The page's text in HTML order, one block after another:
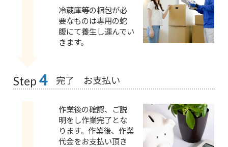
冷蔵庫等の梱包が必
要なものは専用の蛇
腹にて養生し運んでい
きます。
Step 4 完了 お支払い
作業後の確認、ご説
明をし作業完了とな
ります。作業後、作業
代金をお支払い頂き